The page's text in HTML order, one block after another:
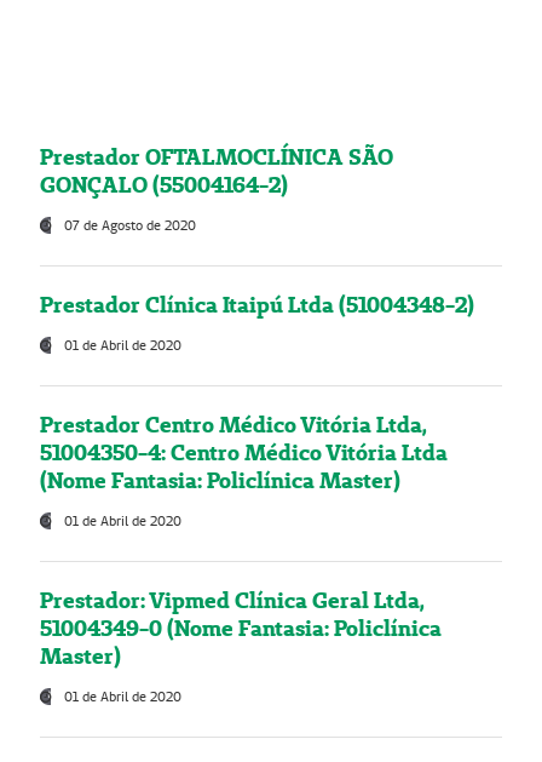
Prestador OFTALMOCLÍNICA SÃO
GONÇALO (55004164-2)
07 de Agosto de 2020
Prestador Clínica Itaipú Ltda (51004348-2)
01 de Abril de 2020
Prestador Centro Médico Vitória Ltda,
51004350-4: Centro Médico Vitória Ltda
(Nome Fantasia: Policlínica Master)
01 de Abril de 2020
Prestador: Vipmed Clínica Geral Ltda,
51004349-0 (Nome Fantasia: Policlínica
Master)
01 de Abril de 2020